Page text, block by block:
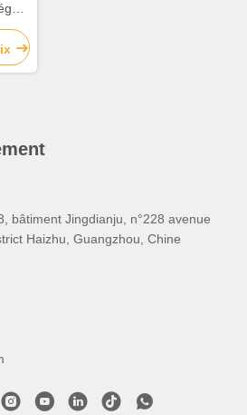
bâtiment Jingdianju, n°228 avenue
Haizhu, Guangzhou, Chine